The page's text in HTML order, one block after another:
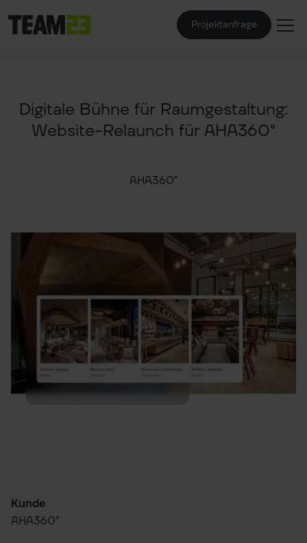
Projektanfrage
Digitale Bühne für Raumgestaltung:
Website-Relaunch für AHA360°
AHA360°
Projektmerkmal
Projektdetails
Kunde
AHA360°